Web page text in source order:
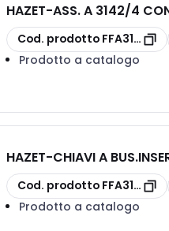
HAZET-ASS. A 3142/4
copia
Cod. prodotto
Prodotto a catalogo
HAZET-CHIAVI A
copia
Cod. prodotto
Prodotto a catalogo